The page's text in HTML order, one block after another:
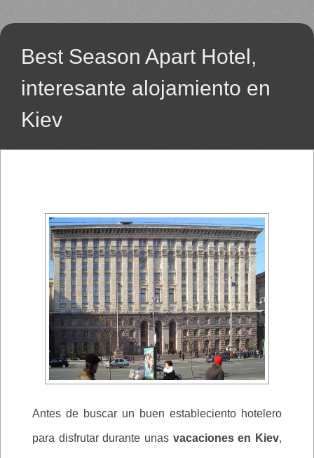
Best Season Apart Hotel,
interesante alojamiento en
Kiev
Antes de buscar un buen estableciento hotelero
para disfrutar durante unas vacaciones en Kiev,